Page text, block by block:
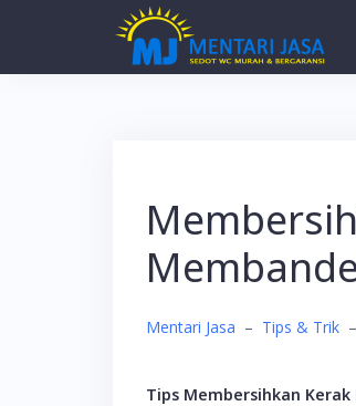
Mentari Jasa – Tips & Trik –
Tips Membersihkan